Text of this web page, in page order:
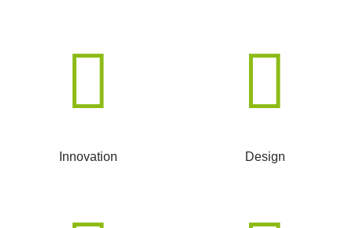
Innovation Design